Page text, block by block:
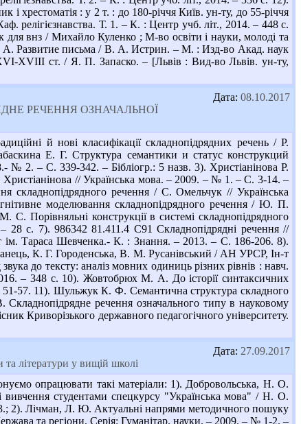
і хрестоматія : у 2 т. : до 180-річчя Київ. ун-ту, до 55-річчя
релігієзнавства. Т. 1. – К. : Центр учб. літ., 2014. – 448 с.
внз / Михайло Куленко ; М-во освіти і науки, молоді та
А. Развитие письма / В. А. Истрин. – М. : Изд-во Акад. наук
ХVІІІ ст. / Я. П. Запаско. – [Львів : Вид-во Львів. ун-ту,
Дата: 08.10.2017
РЕЧЕННЯ ОЗНАЧАЛЬНОЇ
й нові класифікації складнопідрядних речень / Р.
Е. Г. Структура семантики и статус конструкций
2. – С. 339-342. – Бібліогр.: 5 назв. 3). Христіанінова Р.
Христіанінова // Українська мова. – 2009. – № 1. – С. 3-14. –
складнопідрядного речення / С. Омельчук // Українська
моделювання складнопідрядного речення / Ю. П.
Порівняльні конструкції в системі складнопідрядного
28 с. 7). 986342 81.411.4 С91 Складнопідрядні речення //
Тараса Шевченка.- К. : Знання. – 2013. – С. 186-206. 8).
К. Г. Городенська, В. М. Русанівський / АН УРСР, Ін-т
до тексту: аналіз мовних одиниць різних рівнів : навч.
– 348 с. 10). Жовтобрюх М. А. До історії синтаксичних
51-57. 11). Шульжук К. Ф. Семантична структура складного
речення означального типу в науковому
Криворізького державного педагогічного університету.
Дата: 27.09.2017
літератури у вищій школі
опрацювати такі матеріали: 1). Добровольська, Н. О.
вивчення студентами спецкурсу "Українська мова" / Н. О.
2). Лічман, Л. Ю. Актуальні напрями методичного пошуку
та регіони. Серія: Гуманітар. науки. – 2009. – № 1-2. –